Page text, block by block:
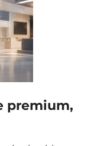
premium,